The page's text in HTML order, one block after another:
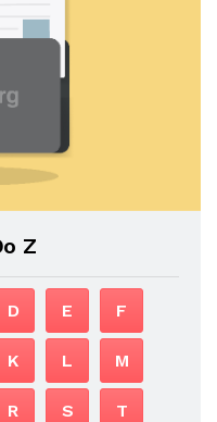
Z
D E F
K L M
R S T